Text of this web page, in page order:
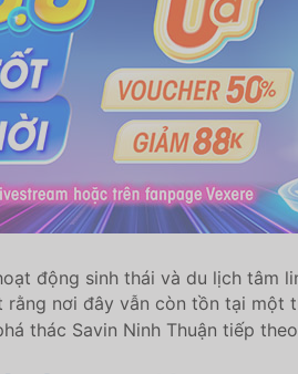
động sinh thái và du lịch tâm
nơi đây vẫn còn tồn tại một
thác Savin Ninh Thuận tiếp